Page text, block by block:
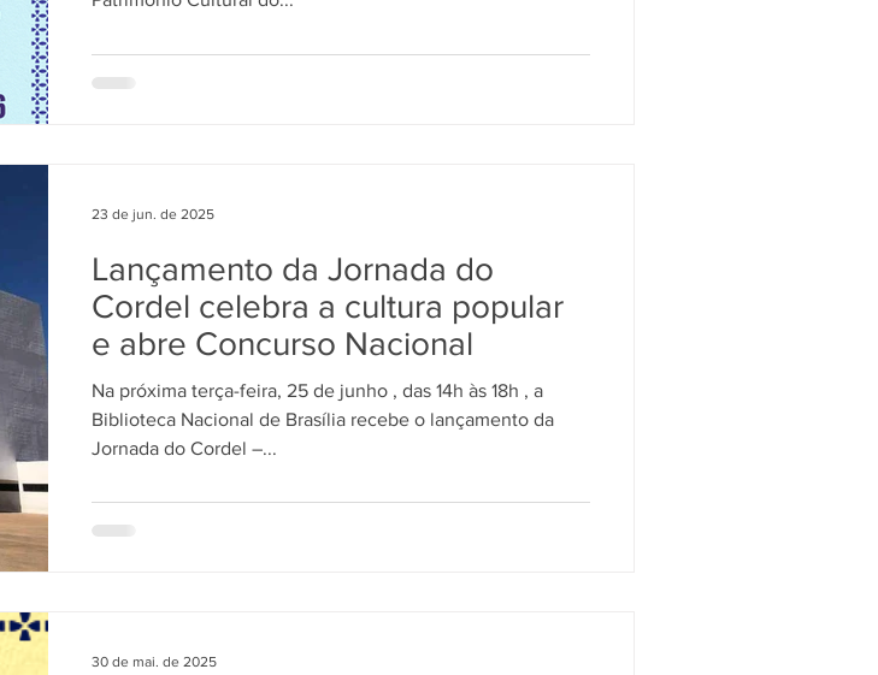
Lançamento da Jornada do
Cordel celebra a cultura popular
e abre Concurso Nacional
Na próxima terça-feira, 25 de junho , das 14h às 18h , a
Biblioteca Nacional de Brasília recebe o lançamento da
Jornada do Cordel –...
23 de jun. de 2025
30 de mai. de 2025